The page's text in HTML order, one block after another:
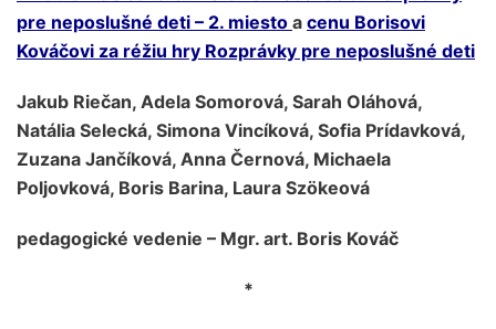
pre neposlušné deti – 2. miesto a cenu Borisovi
Kováčovi za réžiu hry Rozprávky pre neposlušné deti
Jakub Riečan, Adela Somorová, Sarah Oláhová,
Natália Selecká, Simona Vincíková, Sofia Prídavková,
Zuzana Jančíková, Anna Černová, Michaela
Poljovková, Boris Barina, Laura Szökeová
pedagogické vedenie – Mgr. art. Boris Kováč
*